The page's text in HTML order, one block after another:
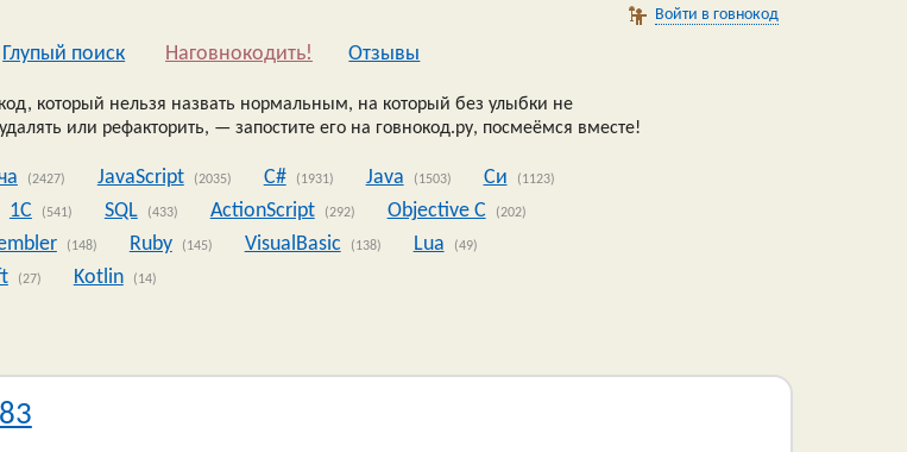
Войти в говнокод
Глупый поиск Наговнокодить! Oтзывы
который нельзя назвать нормальным, на который без улыбки не
или рефакторить, — запостите его на говнокод.ру, посмеёмся вместе!
(2427) JavaScript (2035) C# (1931) Java (1503) Си (1123)
1C (541) SQL (433) ActionScript (292) Objective C (202)
(148) Ruby (145) VisualBasic (138) Lua (49)
(27) Kotlin (14)